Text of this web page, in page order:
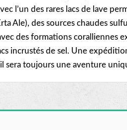
l’un des rares lacs de lave
Ale), des sources chaudes
des formations coralliennes
incrustés de sel. Une
sera toujours une aventure